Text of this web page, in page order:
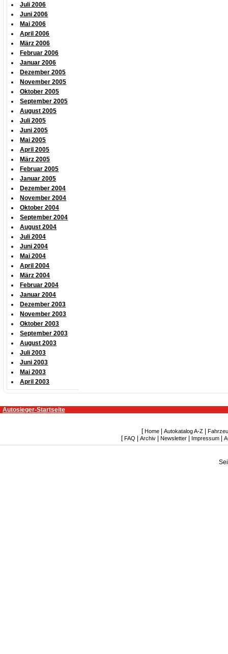
Juli 2006
Juni 2006
Mai 2006
April 2006
März 2006
Februar 2006
Januar 2006
Dezember 2005
November 2005
Oktober 2005
September 2005
August 2005
Juli 2005
Juni 2005
Mai 2005
April 2005
März 2005
Februar 2005
Januar 2005
Dezember 2004
November 2004
Oktober 2004
September 2004
August 2004
Juli 2004
Juni 2004
Mai 2004
April 2004
März 2004
Februar 2004
Januar 2004
Dezember 2003
November 2003
Oktober 2003
September 2003
August 2003
Juli 2003
Juni 2003
Mai 2003
April 2003
Autosieger-Startseite
[ Home Autokatalog A-Z
[ FAQ Archiv| Newsletter| Impressum|